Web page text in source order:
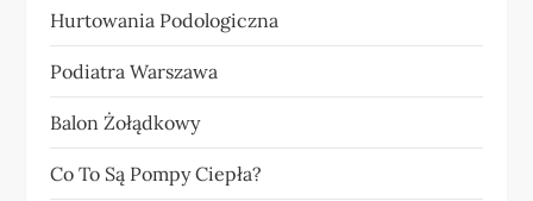
Hurtowania Podologiczna
Podiatra Warszawa
Balon Żołądkowy
Co To Są Pompy Ciepła?